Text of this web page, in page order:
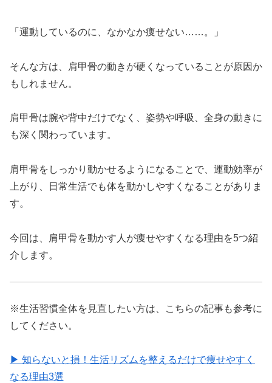
「運動しているのに、なかなか痩せない……。」
そんな方は、肩甲骨の動きが硬くなっていることが原因か
もしれません。
肩甲骨は腕や背中だけでなく、姿勢や呼吸、全身の動きに
も深く関わっています。
肩甲骨をしっかり動かせるようになることで、運動効率が
上がり、日常生活でも体を動かしやすくなることがありま
す。
今回は、肩甲骨を動かす人が痩せやすくなる理由を5つ紹
介します。
※生活習慣全体を見直したい方は、こちらの記事も参考に
してください。
▶ 知らないと損！生活リズムを整えるだけで痩せやすく
なる理由3選